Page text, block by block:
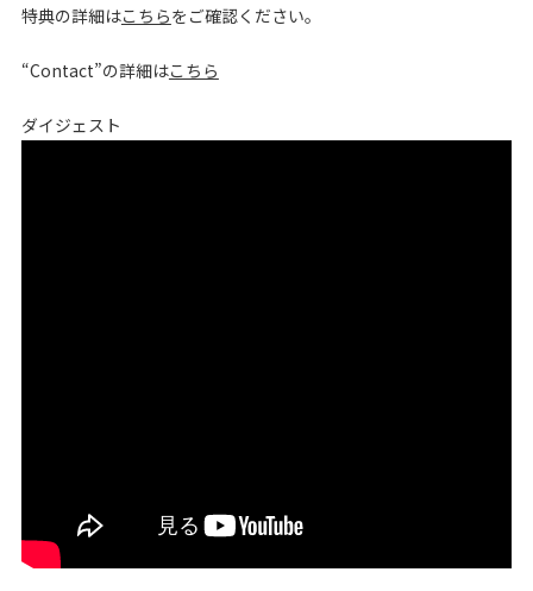
特典の詳細はこちらをご確認ください。
“Contact”の詳細はこちら
ダイジェスト